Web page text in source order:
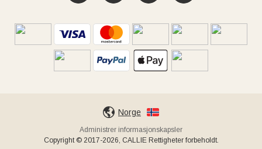
Norge
Administrer informasjonskapsler
Copyright © 2017-2026, CALLIE Rettigheter forbeholdt.